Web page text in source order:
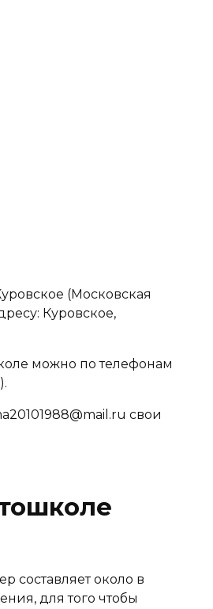
(Московская
Куровское,
можно по телефонам
свои
составляет около в
для того чтобы